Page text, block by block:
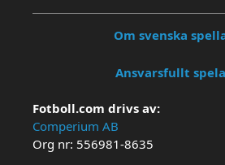
Om svenska
Ansvarsfullt
Fotboll.com drivs av:
Comperium AB
Org nr: 556981-8635